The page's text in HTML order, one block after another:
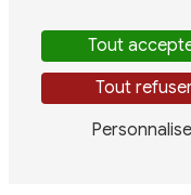
chaque
sommes en
dégâts, du
désinfection
Un
Chez
Tout
Tout